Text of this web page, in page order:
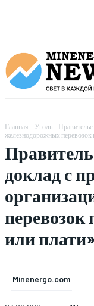
Главная Уголь
железнодорожных перевозок
доклад с
перевозок
или плати»
Minenergo.com